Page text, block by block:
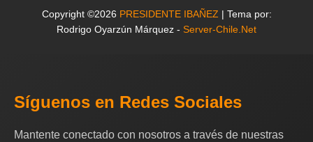
Copyright ©2026 PRESIDENTE IBAÑEZ | Tema por:
Rodrigo Oyarzún Márquez - Server-Chile.Net
Síguenos en Redes Sociales
Mantente conectado con nosotros a través de nuestras